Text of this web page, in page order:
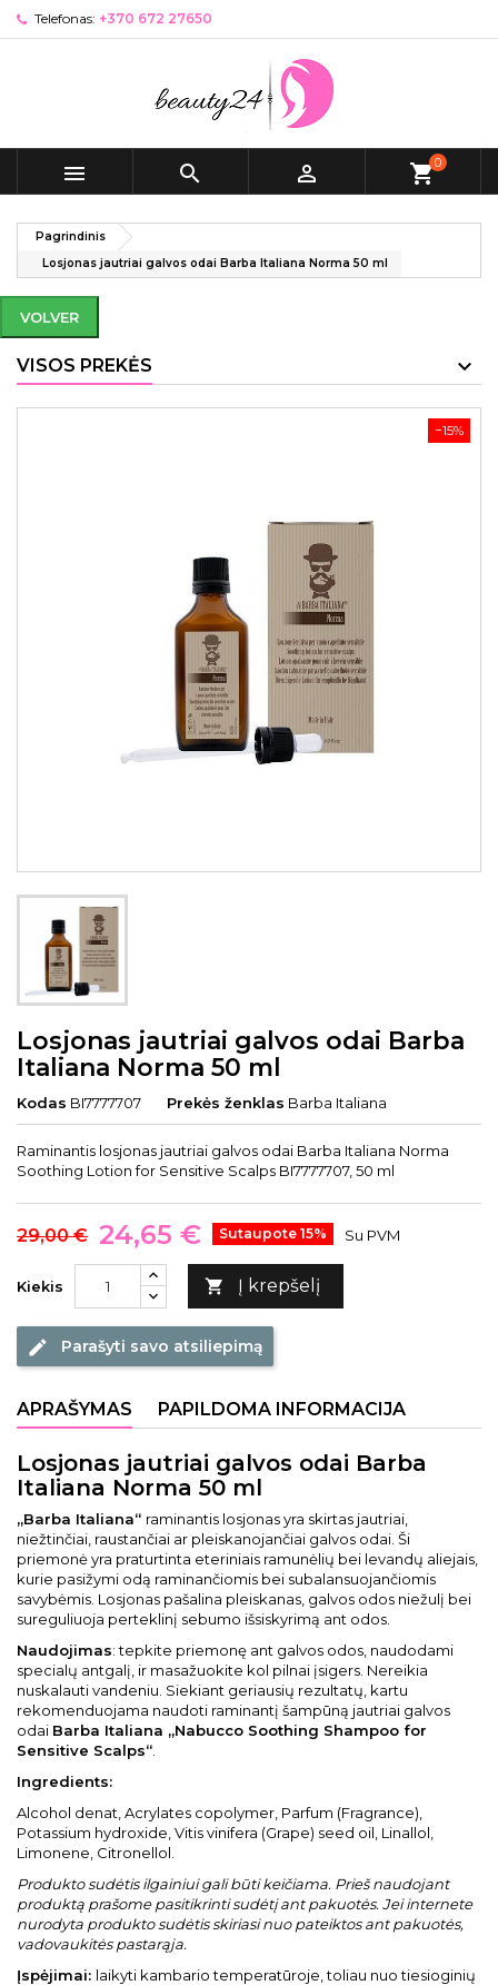
Telefonas: +370 672 27650
   shopping_cart0
Pagrindinis
Losjonas jautriai galvos odai Barba Italiana Norma 50 ml
VOLVER
VISOS PREKĖS
−15%
Losjonas jautriai galvos odai Barba
Italiana Norma 50 ml
Kodas BI7777707 Prekės ženklas Barba Italiana
Raminantis losjonas jautriai galvos odai Barba Italiana Norma
Soothing Lotion for Sensitive Scalps BI7777707, 50 ml
29,00 € 24,65 € Sutaupote 15% Su PVM
Kiekis  Į krepšelį
edit Parašyti savo atsiliepimą
APRAŠYMAS PAPILDOMA INFORMACIJA
Losjonas jautriai galvos odai Barba
Italiana Norma 50 ml
„Barba Italiana“ raminantis losjonas yra skirtas jautriai,
niežtinčiai, raustančiai ar pleiskanojančiai galvos odai. Ši
priemonė yra praturtinta eteriniais ramunėlių bei levandų aliejais,
kurie pasižymi odą raminančiomis bei subalansuojančiomis
savybėmis. Losjonas pašalina pleiskanas, galvos odos niežulį bei
sureguliuoja perteklinį sebumo išsiskyrimą ant odos.
Naudojimas: tepkite priemonę ant galvos odos, naudodami
specialų antgalį, ir masažuokite kol pilnai įsigers. Nereikia
nuskalauti vandeniu. Siekiant geriausių rezultatų, kartu
rekomenduojama naudoti raminantį šampūną jautriai galvos
odai Barba Italiana „Nabucco Soothing Shampoo for
Sensitive Scalps“
Ingredients:
Alcohol denat, Acrylates copolymer, Parfum (Fragrance),
Potassium hydroxide, Vitis vinifera (Grape) seed oil, Linallol,
Limonene, Citronellol.
Produkto sudėtis ilgainiui gali būti keičiama. Prieš naudojant
produktą prašome pasitikrinti sudėtį ant pakuotės. Jei internete
nurodyta produkto sudėtis skiriasi nuo pateiktos ant pakuotės,
vadovaukitės pastarąja.
Įspėjimai: laikyti kambario temperatūroje, toliau nuo tiesioginių